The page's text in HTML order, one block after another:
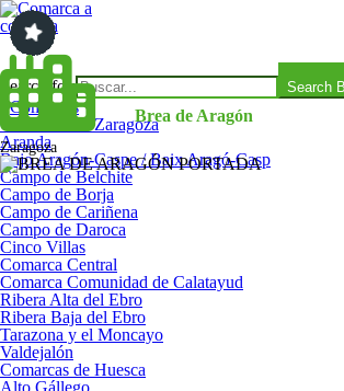
Saltar
al
contenido
Comarca a comarca
Search for: Search
Comarcas
Comarcas de Zaragoza
Aranda
Bajo Aragón-Caspe / Baix Aragó-Casp
Campo de Belchite
Campo de Borja
Campo de Cariñena
Campo de Daroca
Cinco Villas
Comarca Central
Comarca Comunidad de Calatayud
Ribera Alta del Ebro
Ribera Baja del Ebro
Tarazona y el Moncayo
Valdejalón
Comarcas de Huesca
Alto Gállego
Brea de Aragón
Zaragoza